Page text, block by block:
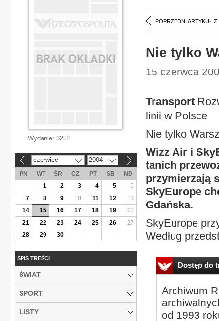
POPRZEDNI ARTYKUŁ Z
Nie tylko
15 czerwca
Transport
linii w Polsce
Nie tylko
Wizz Air i
tanich
przymierzają
SkyEurope
Gdańska.
SkyEurope
Według
Dostęp do
Archiwum
od 1993
Wydanie: 3252
czerwiec 2004
PN WT ŚR CZ PT SB
ND
1
2 3 4 5
6
7
8 9 10 11 12
13
14
15 16 17 18 19
20
21
22 23 24 25 26
27
28
29 30
SPIS TREŚCI
ŚWIAT
SPORT
LISTY